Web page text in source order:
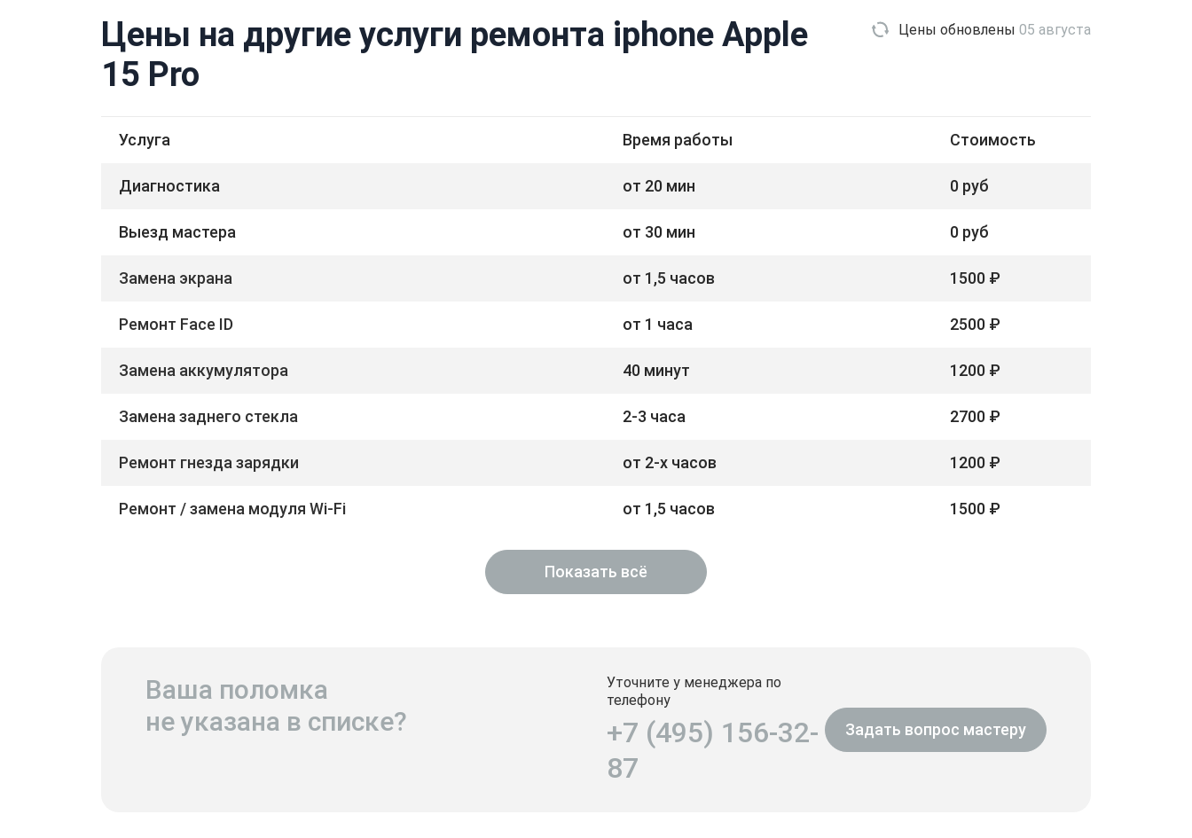
Цены на другие услуги ремонта iphone Apple
15 Pro
Цены обновлены 05 августа
Услуга Время работы Стоимость
Диагностика от 20 мин 0 руб
Выезд мастера от 30 мин 0 руб
Замена экрана от 1,5 часов 1500 ₽
Ремонт Face ID от 1 часа 2500 ₽
Замена аккумулятора 40 минут 1200 ₽
Замена заднего стекла 2-3 часа 2700 ₽
Ремонт гнезда зарядки от 2-х часов 1200 ₽
Ремонт / замена модуля Wi-Fi от 1,5 часов 1500 ₽
Показать всё
Ваша поломка
не указана в списке?
Уточните у менеджера по
телефону
+7 (495) 156-32-
87
Задать вопрос мастеру